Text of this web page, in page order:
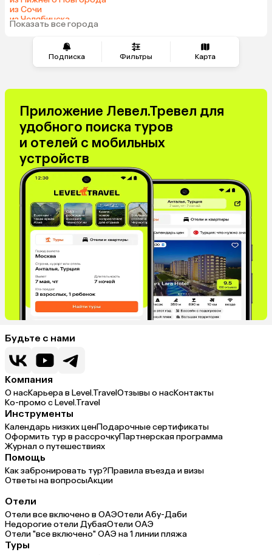
Подписка Фильтры Карта
Таджикистан
из Сочи
из Челябинска
из Тюмени
Показать все города
Приложение Левел.Тревел для
удобного поиска туров
и отелей с мобильных
устройств
Будьте с нами
Компания
О насКарьера в Level.TravelОтзывы о насКонтакты
Ко-промо с Level.Travel
Инструменты
Календарь низких ценПодарочные сертификаты
Оформить тур в рассрочкуПартнерская программа
Журнал о путешествиях
Помощь
Как забронировать тур?Правила въезда и визы
Ответы на вопросыАкции
Отели
Отели все включено в ОАЭОтели Абу-Даби
Недорогие отели ДубаяОтели ОАЭ
Отели "все включено" ОАЭ на 1 линии пляжа
Туры